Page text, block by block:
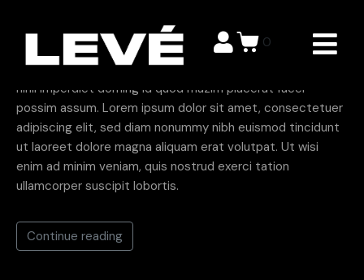
0
Storytelling Cards
Nam liber tempor cum soluta nobis eleifend option congue
nihil imperdiet doming id quod mazim placerat facer
possim assum. Lorem ipsum dolor sit amet, consectetuer
adipiscing elit, sed diam nonummy nibh euismod tincidunt
ut laoreet dolore magna aliquam erat volutpat. Ut wisi
enim ad minim veniam, quis nostrud exerci tation
ullamcorper suscipit lobortis.
Continue reading